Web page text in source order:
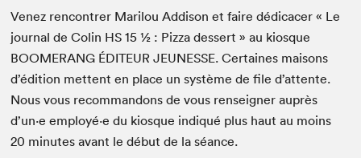
Venez ren­con­tr­er Mar­ilou Addi­son et faire dédi­cac­er « Le
jour­nal de Col­in HS 15 1⁄2 : Piz­za dessert » au kiosque
BOOMERANG ÉDI­TEUR JEUNESSE. Cer­taines maisons
d’édi­tion met­tent en place un sys­tème de file d’at­tente.
Nous vous recom­man­dons de vous ren­seign­er auprès
d’un·e employé·e du kiosque indiqué plus haut au moins
20 min­utes avant le début de la séance.